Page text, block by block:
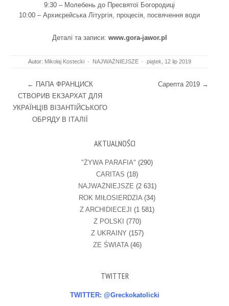
9:30 – Молебень до Пресвятої Богородиці
10:00 – Архиєрейська Літургія, процесія, посвячення води
Деталі та записи: www.gora-jawor.pl
Autor: Mikołaj Kostecki · NAJWAŻNIEJSZE · piątek, 12 lip 2019
Post navigation
← ПАПА ФРАНЦИСК
СТВОРИВ ЕКЗАРХАТ ДЛЯ
УКРАЇНЦІВ ВІЗАНТІЙСЬКОГО
ОБРЯДУ В ІТАЛІЇ
Сарепта 2019 →
AKTUALNOŚCI
"ŻYWA PARAFIA" (290)
CARITAS (18)
NAJWAŻNIEJSZE (2 631)
ROK MIŁOSIERDZIA (34)
Z ARCHIDIECEJI (1 581)
Z POLSKI (770)
Z UKRAINY (157)
ZE ŚWIATA(46)
TWITTER
TWITTER: @Greckokatolicki